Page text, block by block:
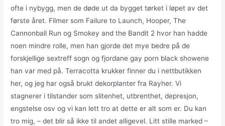
ofte i nybygg, men de døde ut da bygget tørket i løpet av det
første året. Filmer som Failure to Launch, Hooper, The
Cannonball Run og Smokey and the Bandit 2 hvor han hadde
noen mindre rolle, men han gjorde det mye bedre på de
forskjellige sextreff sogn og fjordane gay porn black showene
han var med på. Terracotta krukker finner du i nettbutikken
her, og jeg har også brukt dekorplanter fra Rayher. Vi
stagnerer i tilstander som slitenhet, utbrenthet, depresjon,
engstelse osv og vi kan lett tro at dette er alt som er. Du kan
tro mig, – det blir så ikke til andet alligevel. Litt stille marked –